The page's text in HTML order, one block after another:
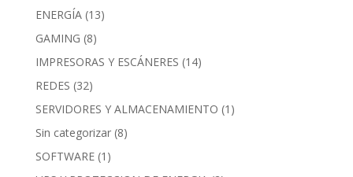
ENERGÍA (13)
GAMING (8)
IMPRESORAS Y ESCÁNERES (14)
REDES (32)
SERVIDORES Y ALMACENAMIENTO (1)
Sin categorizar (8)
SOFTWARE (1)